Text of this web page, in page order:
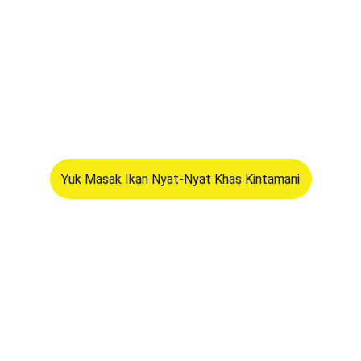
Yuk Masak Ikan Nyat-Nyat Khas Kintamani